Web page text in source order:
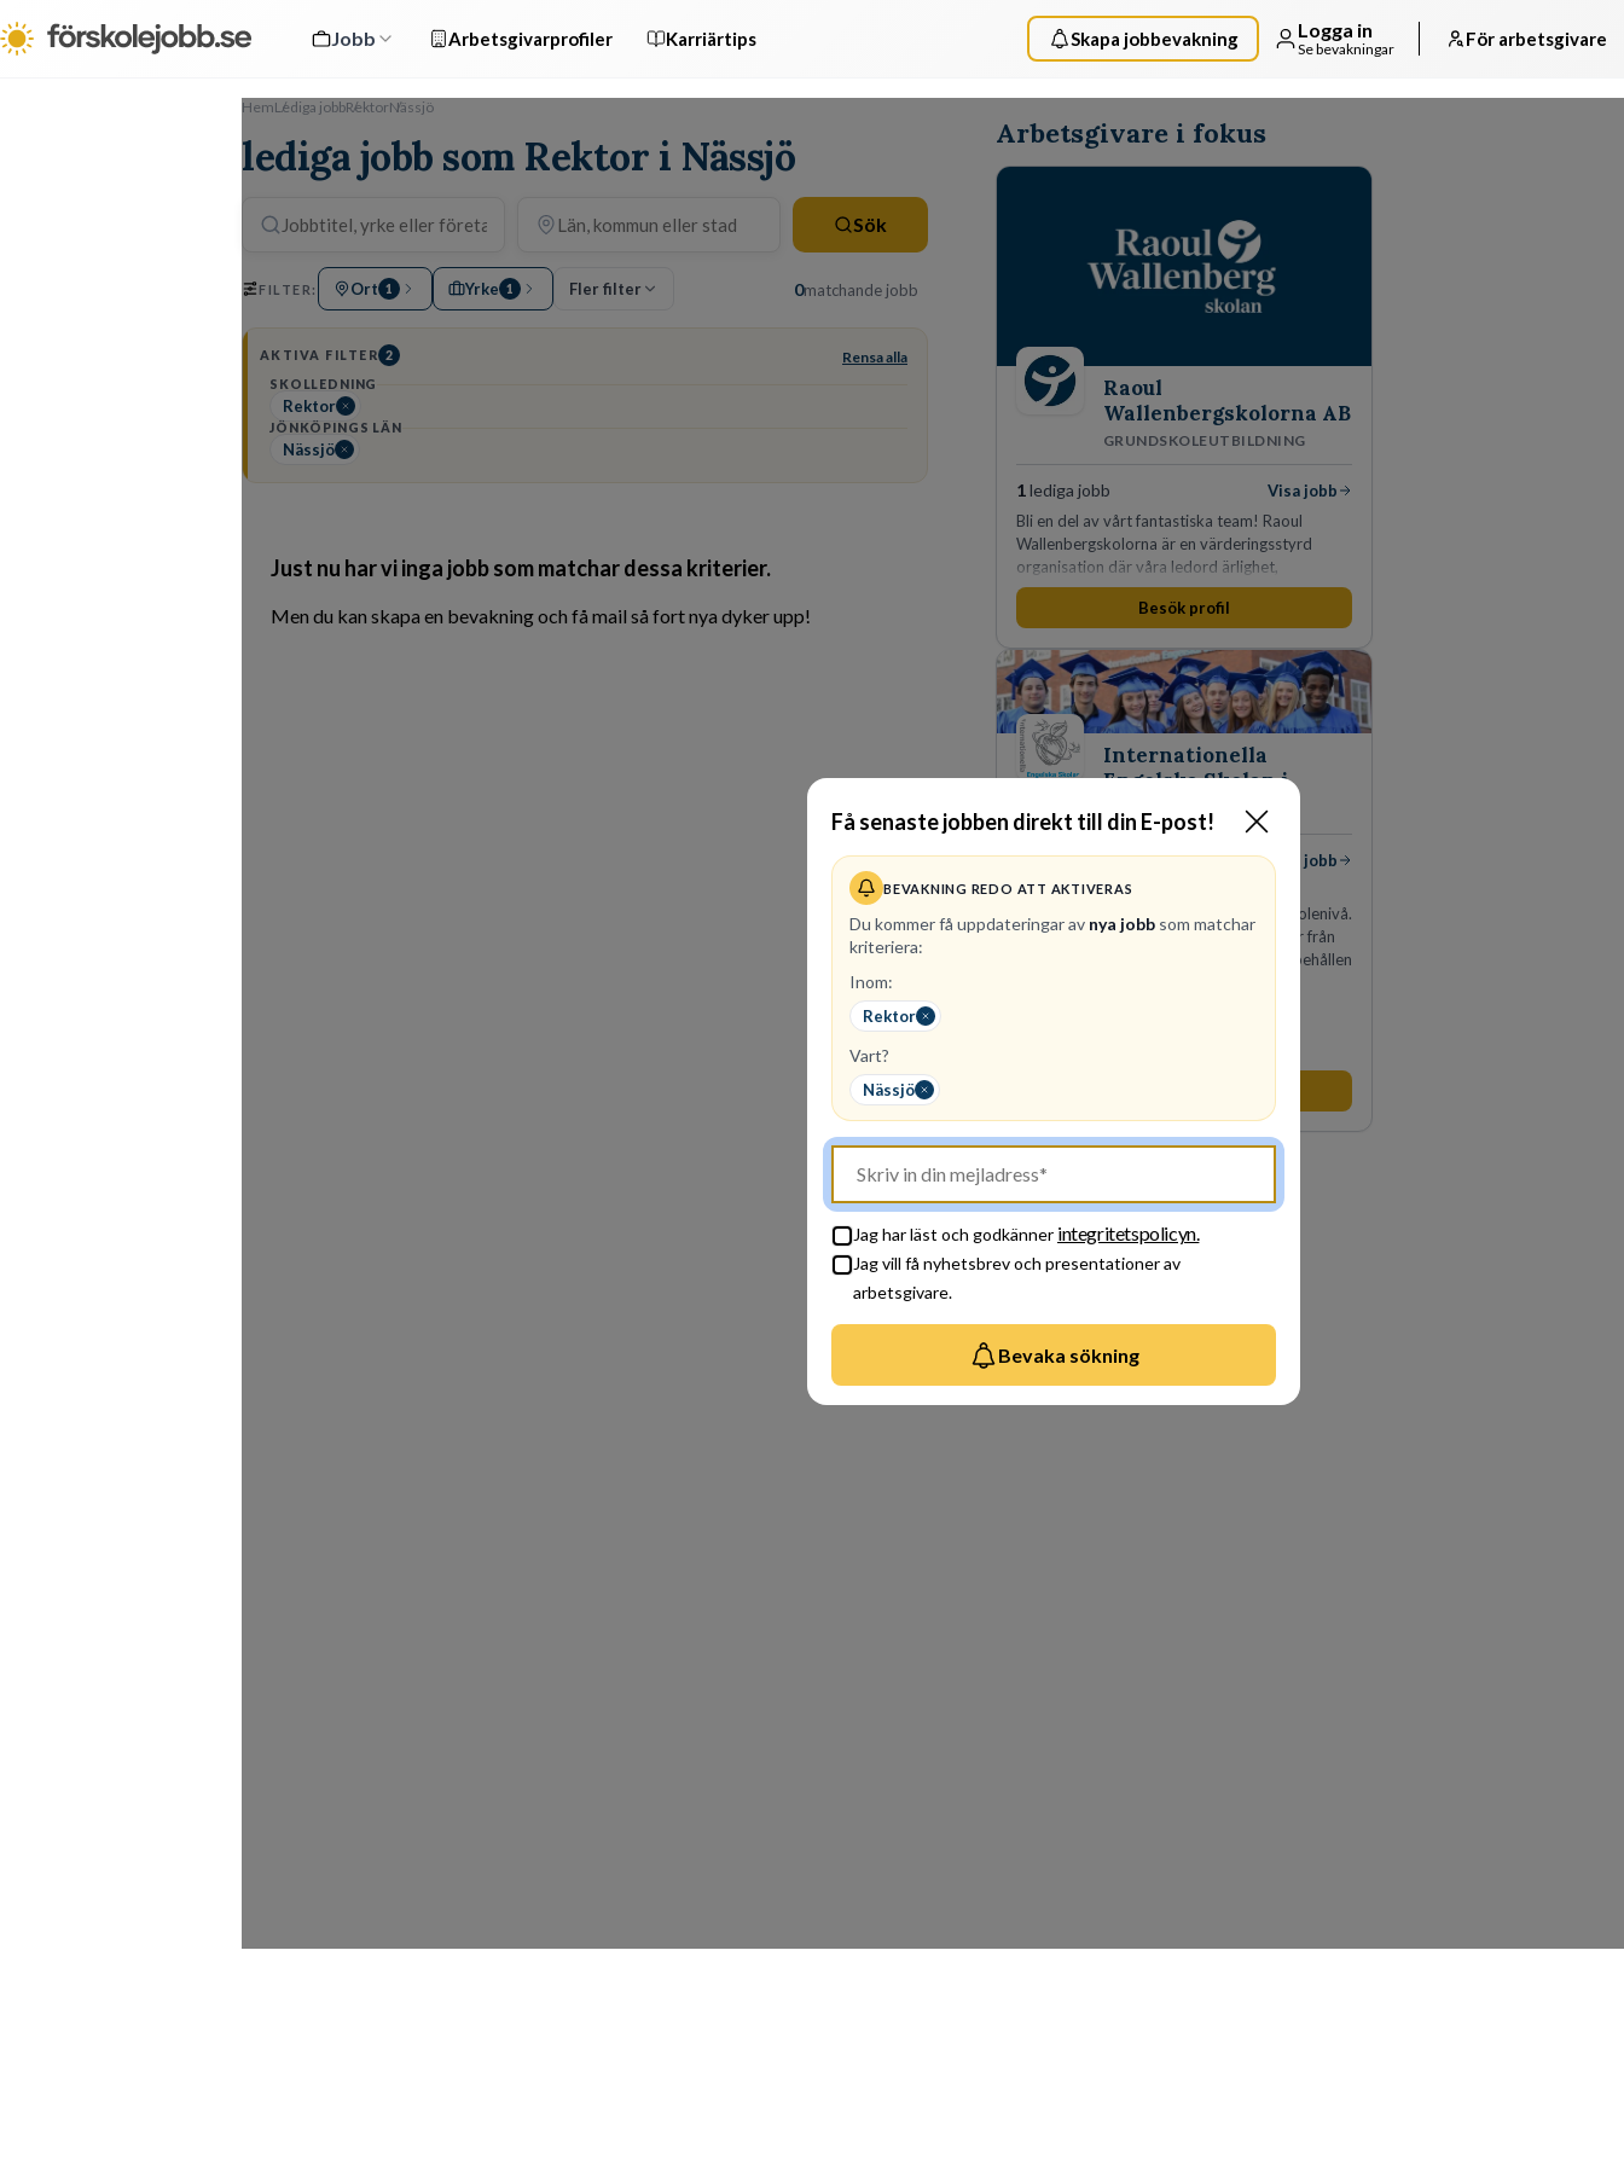
Jobb Arbetsgivarprofiler Karriärtips Skapa jobbevakning Logga in
Se bevakningar För arbetsgivare
Få senaste jobben direkt till din E-post!
BEVAKNING REDO ATT AKTIVERAS
Du kommer få uppdateringar av nya jobb som matchar
kriteriera:
Inom:
Rektor
Vart?
Nässjö
Jag har läst och godkänner integritetspolicyn.
Jag vill få nyhetsbrev och presentationer av
arbetsgivare.
Bevaka sökning
HemLediga jobbRektorNässjö
lediga jobb som Rektor i Nässjö
Sök
FILTER: Ort 1 Yrke 1 Fler filter 0matchande jobb
AKTIVA FILTER 2 Rensa alla
SKOLLEDNING
Rektor
JÖNKÖPINGS LÄN
Nässjö
Just nu har vi inga jobb som matchar dessa kriterier.
Men du kan skapa en bevakning och få mail så fort nya dyker upp!
Arbetsgivare i fokus
Raoul
Wallenbergskolorna AB
GRUNDSKOLEUTBILDNING
1lediga jobb
Visa jobb
Bli en del av vårt fantastiska team! Raoul
Wallenbergskolorna är en värderingsstyrd
organisation där våra ledord ärlighet,
medkänsla, mod och handlingskraft
genomsyrar allt vi gör. Vi är tydliga med vad vi
samtidigt möjligheter att växa och utvecklas
internt.
Besök profil
Internationella
Engelska Skolan i
32lediga jobb
Visa jobb
Internationella Engelska Skolan är en av
Sveriges största skolaktörer på grundskolenivå.
Vi har 47 skolor med cirka 30 000 elever från
hela landet. IES har vuxit stadigt med bibehållen